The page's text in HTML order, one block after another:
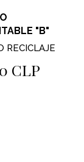
"B"
RECICLAJE
CLP